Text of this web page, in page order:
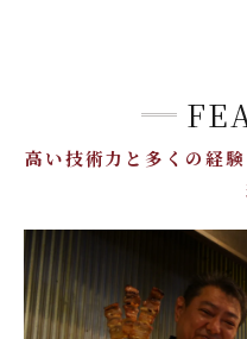
高い技術力と多くの経